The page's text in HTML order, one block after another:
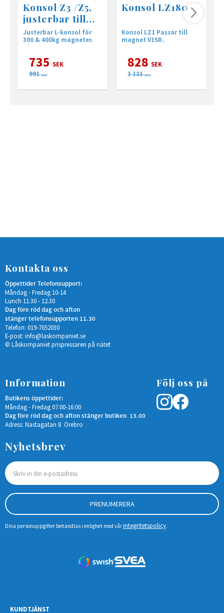
Konsol Z3 /Z5,
justerbar till
elektromagnet
er
Justerbar L-konsol för
300 & 400kg magneter.
735 SEK
991 SEK
Konsol LZ180
Konsol LZ1 Passar till
magnet V1SR.
828 SEK
1 121 SEK
Kontakta oss
Öppettider Telefonsupport:
Måndag - Fredag 10-14
Lunch 11.30 - 12.30
Dag före röd dag och afton
stänger telefonsupporten 11.30
Telefon: 019-7652030
E-post: info@laskompaniet.se
© Låskompaniet prispressaren på nätet
Information
Butikens öppettider:
Måndag - Fredag 07:00-16:00
Dag före röd dag och afton stänger butiken 13.00
Adress: Nastagatan 8 Örebro
Följ oss på
Nyhetsbrev
PRENUMERERA
Dina personuppgifter behandlas i enlighet med vårintegritetspolicy.
KUNDTJÄNST